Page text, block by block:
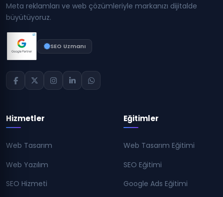
Meta reklamları ve web çözümleriyle markanızı dijitalde
büyütüyoruz.
SEO Uzmanı
Hizmetler
Web Tasarım
Web Yazılım
SEO Hizmeti
Eğitimler
Web Tasarım Eğitimi
SEO Eğitimi
Google Ads Eğitimi